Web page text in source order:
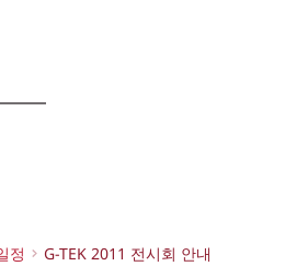
정 G-TEK 2011 전시회 안내